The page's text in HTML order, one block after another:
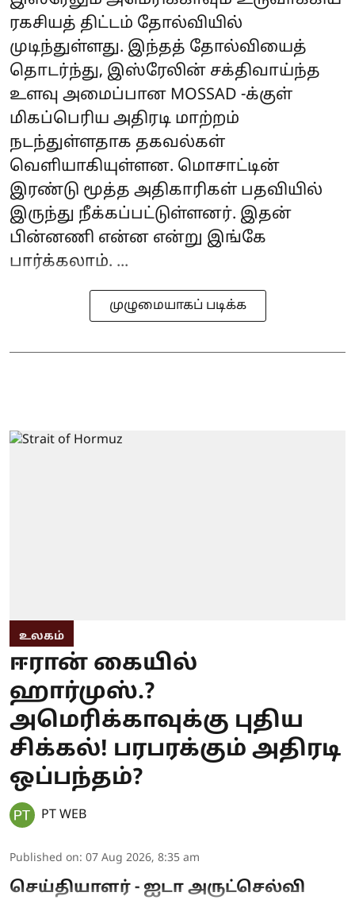
ரகசியத் திட்டம் தோல்வியில்
முடிந்துள்ளது. இந்தத் தோல்வியைத்
தொடர்ந்து, இஸ்ரேலின் சக்திவாய்ந்த
உளவு அமைப்பான MOSSAD -க்குள்
மிகப்பெரிய அதிரடி மாற்றம்
நடந்துள்ளதாக தகவல்கள்
வெளியாகியுள்ளன. மொசாட்டின்
இரண்டு மூத்த அதிகாரிகள் பதவியில்
இருந்து நீக்கப்பட்டுள்ளனர். இதன்
பின்னணி என்ன என்று இங்கே
பார்க்கலாம். ...
முழுமையாகப் படிக்க
உலகம்
ஈரான் கையில்
ஹார்முஸ்.?
அமெரிக்காவுக்கு புதிய
சிக்கல்! பரபரக்கும் அதிரடி
ஒப்பந்தம்?
PT WEB
Published on: 07 Aug 2026, 8:35 am
செய்தியாளர் - ஐடா அருட்செல்வி